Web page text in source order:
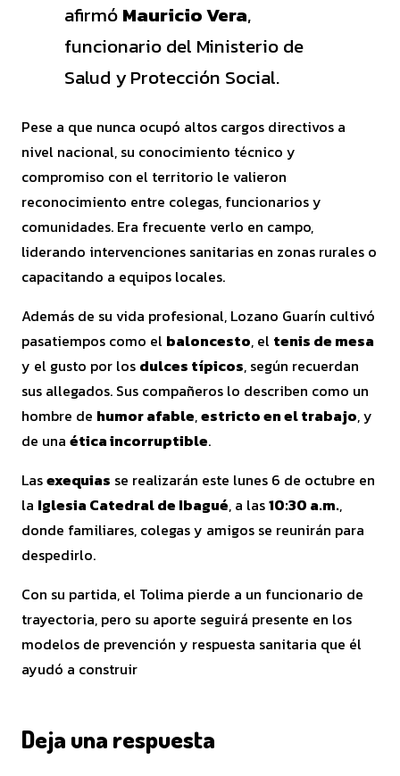
afirmóMauricio Vera,
funcionario del Ministerio de
Salud y Protección Social.
Pese a que nunca ocupó altos cargos directivos a
nivel nacional, su conocimiento técnico y
compromiso con el territorio le valieron
reconocimiento entre colegas, funcionarios y
comunidades. Era frecuente verlo en campo,
liderando intervenciones sanitarias en zonas rurales o
capacitando a equipos locales.
Además de su vida profesional, Lozano Guarín cultivó
pasatiempos como el baloncesto, el tenis de mesa
y el gusto por los dulces típicos, según recuerdan
sus allegados. Sus compañeros lo describen como un
hombre de humor afable,estricto en el trabajo, y
de una ética incorruptible.
Lasexequias se realizarán este lunes 6 de octubre en
la Iglesia Catedral de Ibagué, a las10:30 a.m.,
donde familiares, colegas y amigos se reunirán para
despedirlo.
Con su partida, el Tolima pierde a un funcionario de
trayectoria, pero su aporte seguirá presente en los
modelos de prevención y respuesta sanitaria que él
ayudó a construir
Deja una respuesta